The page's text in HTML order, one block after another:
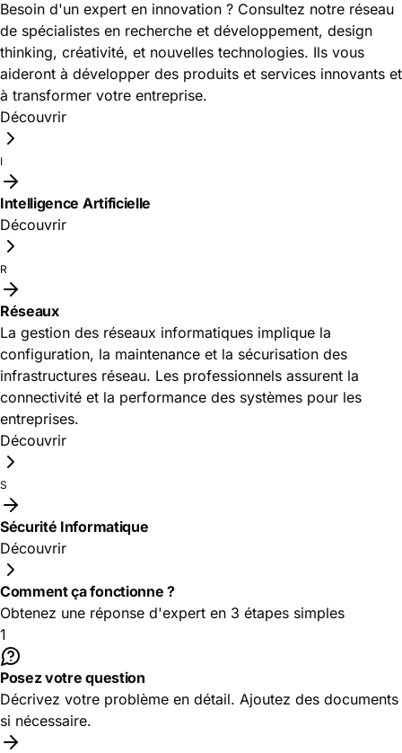
Besoin d'un expert en innovation ? Consultez notre réseau
de spécialistes en recherche et développement, design
thinking, créativité, et nouvelles technologies. Ils vous
aideront à développer des produits et services innovants et
à transformer votre entreprise.
Découvrir
I
Intelligence Artificielle
Découvrir
R
Réseaux
La gestion des réseaux informatiques implique la
configuration, la maintenance et la sécurisation des
infrastructures réseau. Les professionnels assurent la
connectivité et la performance des systèmes pour les
entreprises.
Découvrir
S
Sécurité Informatique
Découvrir
Comment ça fonctionne ?
Obtenez une réponse d'expert en 3 étapes simples
1
Posez votre question
Décrivez votre problème en détail. Ajoutez des documents
si nécessaire.